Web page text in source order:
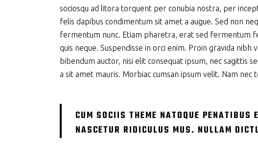
sociosqu ad litora torquent per conubia nostra, per
felis dapibus condimentum sit amet a augue. Sed non
fermentum nunc. Etiam pharetra, erat sed fermentum
quis neque. Suspendisse in orci enim. Proin gravida
bibendum auctor, nisi elit consequat ipsum, nec sagittis
a sit amet mauris. Morbiac cumsan ipsum velit. Nam
CUM SOCIIS THEME NATOQUE
NASCETUR RIDICULUS MUS. NULLAM